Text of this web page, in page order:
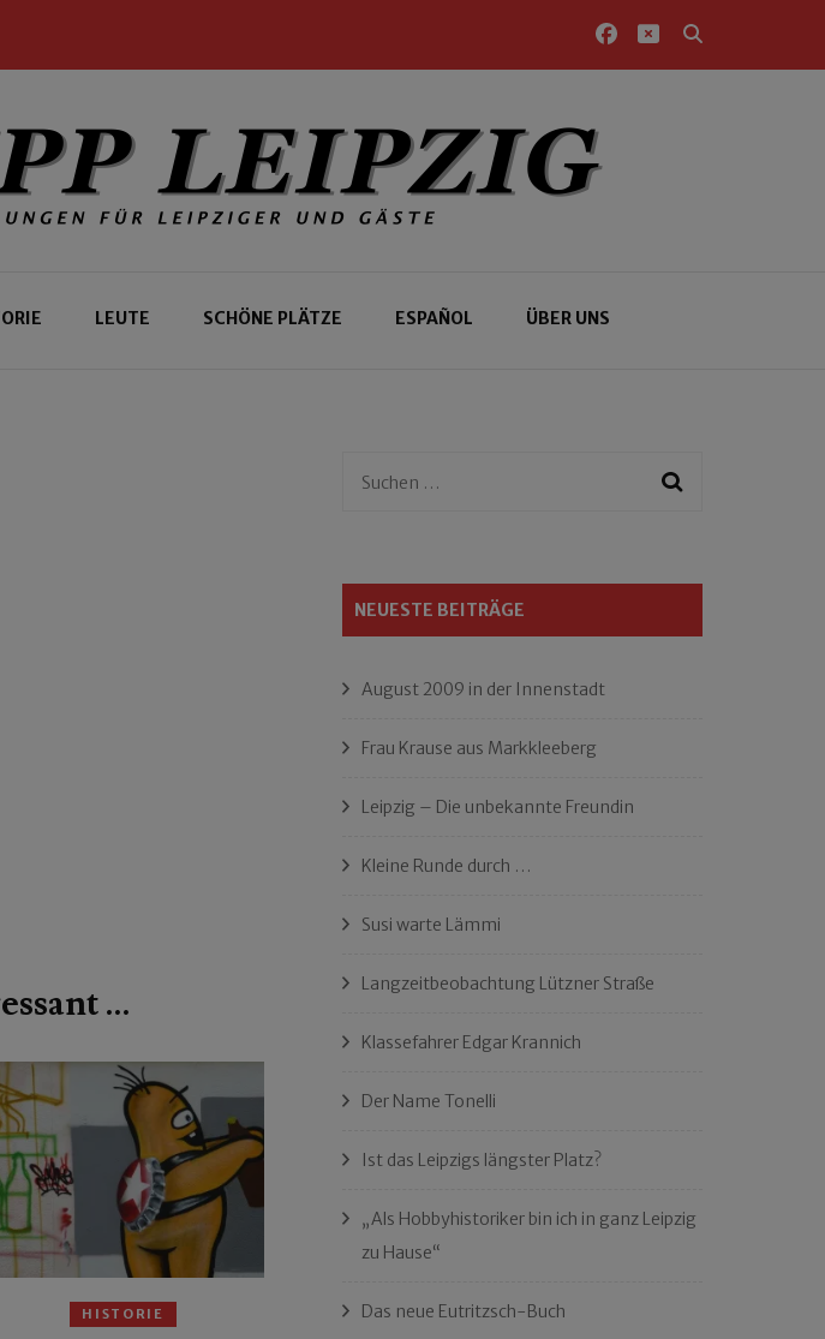
LEUTE SCHÖNE PLÄTZE ESPAÑOL ÜBER UNS
…
HISTORIE
Suchen
NEUESTE BEITRÄGE
August 2009 in der Innenstadt
Frau Krause aus Markkleeberg
Leipzig – Die unbekannte Freundin
Kleine Runde durch …
Susi warte Lämmi
Langzeitbeobachtung Lützner Straße
Klassefahrer Edgar Krannich
Der Name Tonelli
Ist das Leipzigs längster Platz?
„Als Hobbyhistoriker bin ich in ganz Leipzig
zu Hause“
Das neue Eutritzsch-Buch